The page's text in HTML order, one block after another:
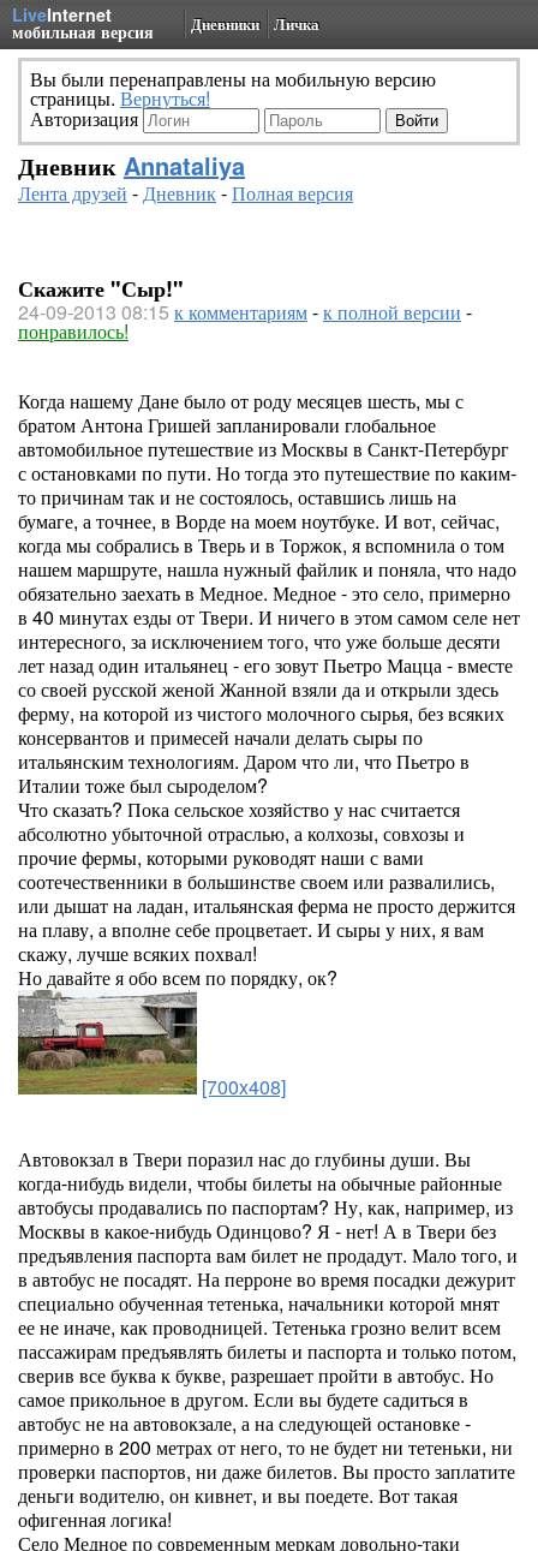
LiveInternet
мобильная версия Дневники Личка
Вы были перенаправлены на мобильную версию
страницы. Вернуться!
Авторизация
Дневник Annataliya
Лента друзей -Дневник-Полная версия
Скажите "Сыр!"
24-09-2013 08:15 к комментариям-к полной версии -
понравилось!
Когда нашему Дане было от роду месяцев шесть, мы с
братом Антона Гришей запланировали глобальное
автомобильное путешествие из Москвы в Санкт-Петербург
с остановками по пути. Но тогда это путешествие по каким-
то причинам так и не состоялось, оставшись лишь на
бумаге, а точнее, в Ворде на моем ноутбуке. И вот, сейчас,
когда мы собрались в Тверь и в Торжок, я вспомнила о том
нашем маршруте, нашла нужный файлик и поняла, что надо
обязательно заехать в Медное. Медное - это село, примерно
в 40 минутах езды от Твери. И ничего в этом самом селе нет
интересного, за исключением того, что уже больше десяти
лет назад один итальянец - его зовут Пьетро Мацца - вместе
со своей русской женой Жанной взяли да и открыли здесь
ферму, на которой из чистого молочного сырья, без всяких
консервантов и примесей начали делать сыры по
итальянским технологиям. Даром что ли, что Пьетро в
Италии тоже был сыроделом?
Что сказать? Пока сельское хозяйство у нас считается
абсолютно убыточной отраслью, а колхозы, совхозы и
прочие фермы, которыми руководят наши с вами
соотечественники в большинстве своем или развалились,
или дышат на ладан, итальянская ферма не просто держится
на плаву, а вполне себе процветает. И сыры у них, я вам
скажу, лучше всяких похвал!
Но давайте я обо всем по порядку, ок?
[700x408]
Автовокзал в Твери поразил нас до глубины души. Вы
когда-нибудь видели, чтобы билеты на обычные районные
автобусы продавались по паспортам? Ну, как, например, из
Москвы в какое-нибудь Одинцово? Я - нет! А в Твери без
предъявления паспорта вам билет не продадут. Мало того, и
в автобус не посадят. На перроне во время посадки дежурит
специально обученная тетенька, начальники которой мнят
ее не иначе, как проводницей. Тетенька грозно велит всем
пассажирам предъявлять билеты и паспорта и только потом,
сверив все буква к букве, разрешает пройти в автобус. Но
самое прикольное в другом. Если вы будете садиться в
автобус не на автовокзале, а на следующей остановке -
примерно в 200 метрах от него, то не будет ни тетеньки, ни
проверки паспортов, ни даже билетов. Вы просто заплатите
деньги водителю, он кивнет, и вы поедете. Вот такая
офигенная логика!
Село Медное по современным меркам довольно-таки